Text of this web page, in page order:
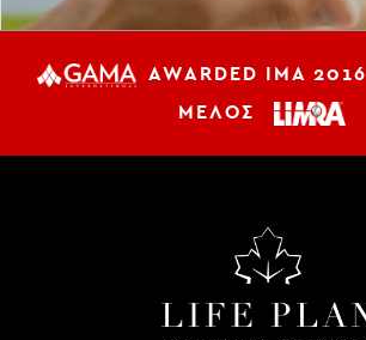
AWARDED IMA 2016
ΜΕΛΟΣ